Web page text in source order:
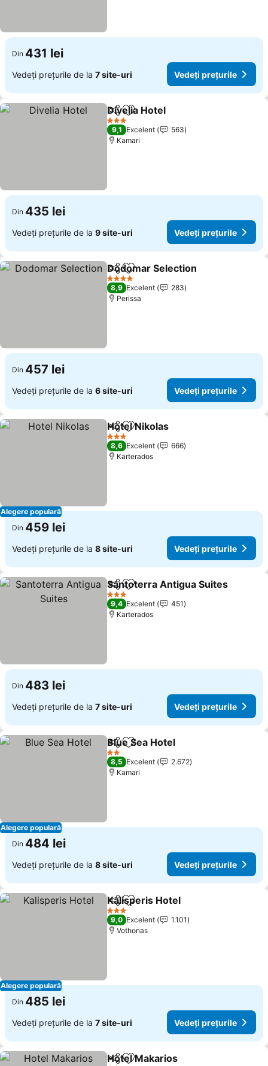
Din 431 lei
Vedeți prețurile de la 7 site-uri Vedeți prețurile
DistribuițiAdăugaţi la favorite
Divelia Hotel
3 Stele
9,1 Excelent
563
Kamari
Din 435 lei
Vedeți prețurile de la 9 site-uri Vedeți prețurile
DistribuițiAdăugaţi la favorite
Dodomar Selection
4 Stele
8,9 Excelent
283
Perissa
Din 457 lei
Vedeți prețurile de la 6 site-uri Vedeți prețurile
Alegere populară
DistribuițiAdăugaţi la favorite
Hotel Nikolas
3 Stele
8,6 Excelent
666
Karterados
Din 459 lei
Vedeți prețurile de la 8 site-uri Vedeți prețurile
DistribuițiAdăugaţi la favorite
Santoterra Antigua Suites
3 Stele
9,4 Excelent
451
Karterados
Din 483 lei
Vedeți prețurile de la 7 site-uri Vedeți prețurile
Alegere populară
DistribuițiAdăugaţi la favorite
Blue Sea Hotel
2 Stele
8,5 Excelent
2.672
Kamari
Din 484 lei
Vedeți prețurile de la 8 site-uri Vedeți prețurile
Alegere populară
DistribuițiAdăugaţi la favorite
Kalisperis Hotel
3 Stele
9,0 Excelent
1.101
Vothonas
Din 485 lei
Vedeți prețurile de la 7 site-uri Vedeți prețurile
Distribuiți
Hotel Makarios